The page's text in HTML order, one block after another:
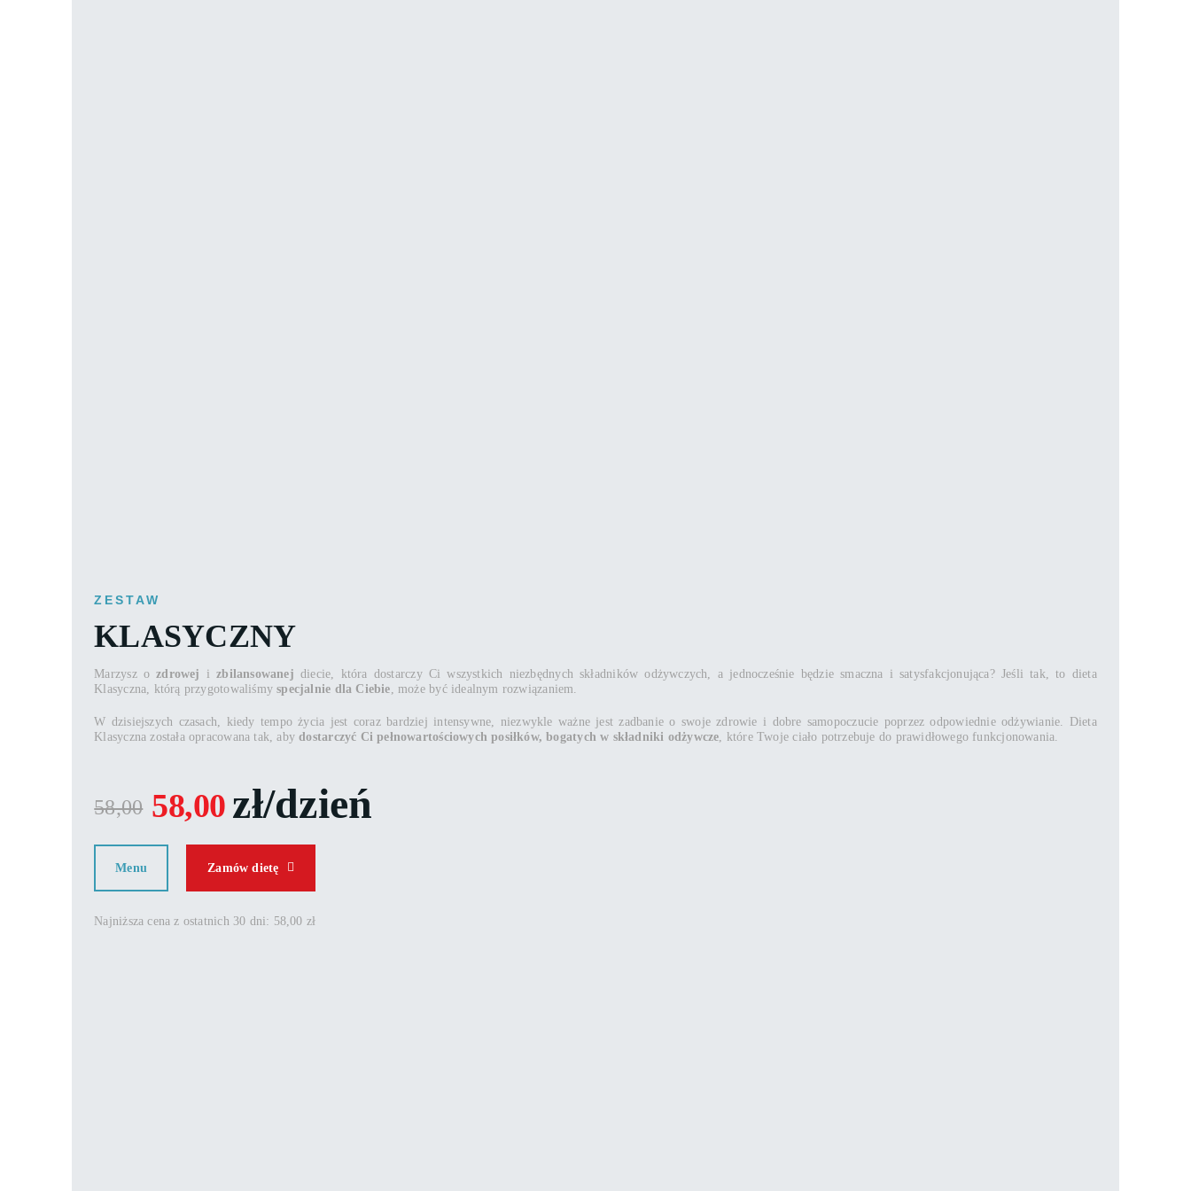
ZESTAW
KLASYCZNY
Marzysz ozdrowej izbilansowanej diecie, która dostarczy Ci wszystkich niezbędnych składników odżywczych, a jednocześnie będzie smaczna i satysfakcjonująca? Jeśli tak, to dieta
Klasyczna, którą przygotowaliśmyspecjalnie dla Ciebie , może być idealnym rozwiązaniem.
W dzisiejszych czasach, kiedy tempo życia jest coraz bardziej intensywne, niezwykle ważne jest zadbanie o swoje zdrowie i dobre samopoczucie poprzez odpowiednie odżywianie. Dieta
Klasyczna została opracowana tak, abydostarczyć Ci pełnowartościowych posiłków, bogatych w składniki odżywcze , które Twoje ciało potrzebuje do prawidłowego funkcjonowania.
58,00 58,00 zł/dzień
Menu Zamów dietę
Najniższa cena z ostatnich 30 dni: 58,00 zł